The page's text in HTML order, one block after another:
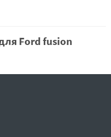
Ford fusion